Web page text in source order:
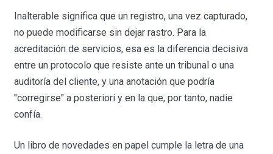
Inalterable significa que un registro, una vez capturado,
no puede modificarse sin dejar rastro. Para la
acreditación de servicios, esa es la diferencia decisiva
entre un protocolo que resiste ante un tribunal o una
auditoría del cliente, y una anotación que podría
"corregirse" a posteriori y en la que, por tanto, nadie
confía.
Un libro de novedades en papel cumple la letra de una